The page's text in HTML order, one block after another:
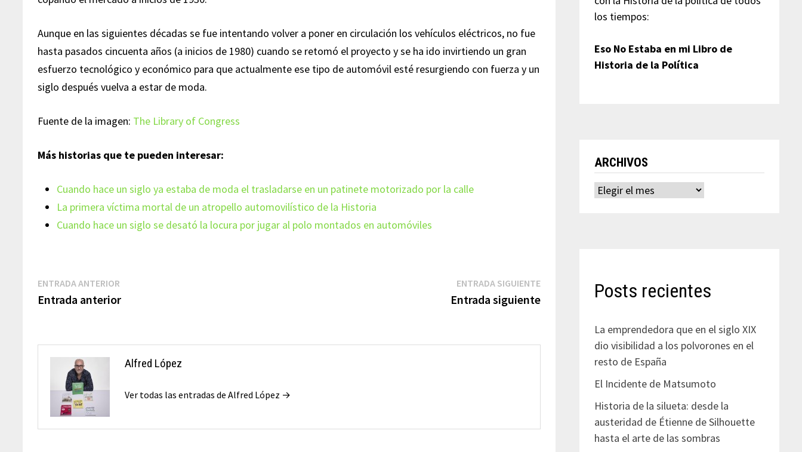
Aunque en las siguientes décadas se fue intentando volver a poner en circulación los vehículos eléctricos, no fue
hasta pasados cincuenta años (a inicios de 1980) cuando se retomó el proyecto y se ha ido invirtiendo un gran
esfuerzo tecnológico y económico para que actualmente ese tipo de automóvil esté resurgiendo con fuerza y un
siglo después vuelva a estar de moda.
Fuente de la imagen: The Library of Congress
Más historias que te pueden interesar:
Cuando hace un siglo ya estaba de moda el trasladarse en un patinete motorizado por la calle
La primera víctima mortal de un atropello automovilístico de la Historia
Cuando hace un siglo se desató la locura por jugar al polo montados en automóviles
Navegación
de
ENTRADA ANTERIOR
anterior:
Entrada anterior
ENTRADA SIGUIENTEEntrada
siguiente:
Entrada siguiente
Alfred López
Ver todas las entradas de Alfred López →
los tiempos:
Eso No Estaba en mi Libro de
Historia de la Política
ARCHIVOS
Archivos
Posts recientes
La emprendedora que en el siglo XIX
dio visibilidad a los polvorones en el
resto de España
El Incidente de Matsumoto
Historia de la silueta: desde la
austeridad de Étienne de Silhouette
hasta el arte de las sombras